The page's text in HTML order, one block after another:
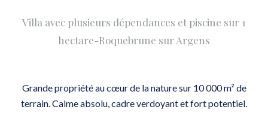
Villa avec plusieurs dépendances et piscine sur 1
hectare-Roquebrune sur Argens
Grande propriété au cœur de la nature sur 10 000 m² de
terrain. Calme absolu, cadre verdoyant et fort potentiel.